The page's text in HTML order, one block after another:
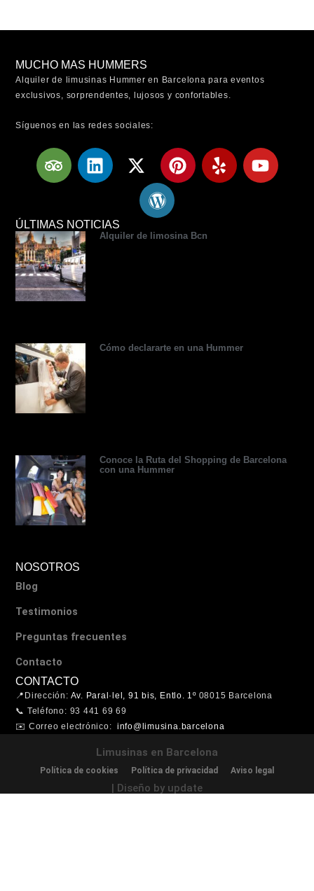
MUCHO MAS HUMMERS
Alquiler de limusinas Hummer en Barcelona para eventos
exclusivos, sorprendentes, lujosos y confortables.
Síguenos en las redes sociales:
T
r
a
d
v
i
s
L
i
e
d
X
-
t
w
t
P
i
r
Y
e
Y
o
W
o
r
d
r
ÚLTIMAS NOTICIAS
Alquiler de limosina Bcn
Cómo declararte en una Hummer
Conoce la Ruta del Shopping de Barcelona
con una Hummer
NOSOTROS
Blog
Testimonios
Preguntas frecuentes
Contacto
CONTACTO
📍Dirección: Av. Paral·lel, 91 bis, Entlo. 1º08015 Barcelona
📞 Teléfono: 93 441 69 69
✉️ Correo electrónico: info@limusina.barcelona
Limusinas en Barcelona
Política de cookies Política de privacidad Aviso legal
| Diseño by update